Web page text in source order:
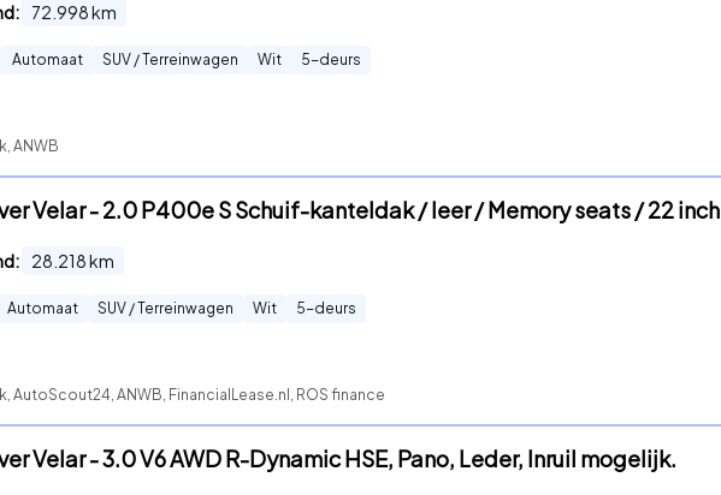
72.998km
Automaat SUV / Terreinwagen Wit 5-deurs
ANWB
Velar - 2.0 P400e S Schuif-kanteldak / leer / Memory seats / 22 inch
28.218km
Automaat SUV / Terreinwagen Wit 5-deurs
AutoScout24, ANWB, FinancialLease.nl, ROS finance
Velar - 3.0 V6 AWD R-Dynamic HSE, Pano, Leder, Inruil mogelijk.